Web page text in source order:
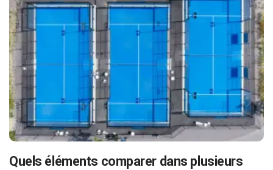
Quels éléments comparer dans plusieurs